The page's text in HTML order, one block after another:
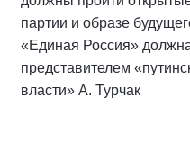
партии и образе
«Единая Россия»
представителем
власти» А. Турчак